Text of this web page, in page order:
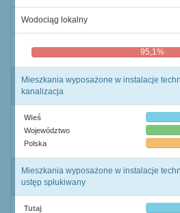
Wodociąg lokalny
95,1%
Mieszkania wyposażone w instalacje
kanalizacja
Wieś
Województwo
Polska
Mieszkania wyposażone w instalacje
ustęp spłukiwany
Tutaj